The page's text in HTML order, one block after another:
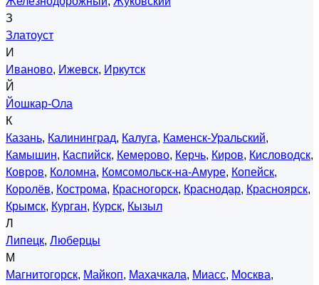
З
Златоуст
И
Иваново, Ижевск, Иркутск
Й
Йошкар-Ола
К
Казань, Калининград, Калуга, Каменск-Уральский,
Камышин, Каспийск, Кемерово, Керчь, Киров, Кисловодск,
Ковров, Коломна, Комсомольск-на-Амуре, Копейск,
Королёв, Кострома, Красногорск, Краснодар, Красноярск,
Крымск, Курган, Курск, Кызыл
Л
Липецк, Люберцы
М
Магнитогорск, Майкоп, Махачкала, Миасс, Москва,